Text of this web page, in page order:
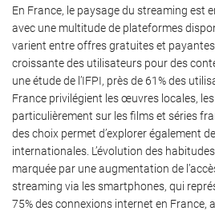
En France, le paysage du streaming est
avec une multitude de plateformes
varient entre offres gratuites et
croissante des utilisateurs pour des
une étude de l’IFPI, près de 61% des
France privilégient les œuvres locales,
particulièrement sur les films et séries
des choix permet d’explorer également
internationales. L’évolution des
marquée par une augmentation de
streaming via les smartphones, qui
75% des connexions internet en France,